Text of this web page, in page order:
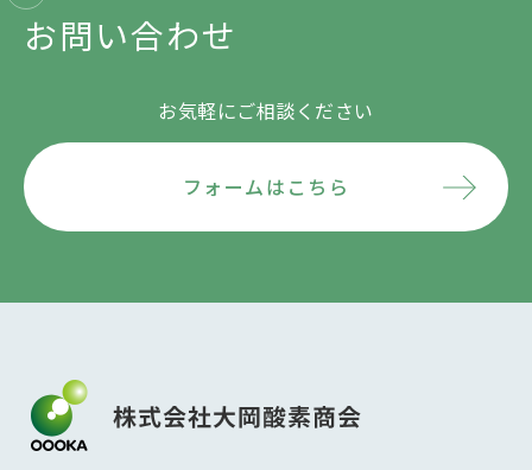
お問い合わせ
お気軽にご相談ください
フォームはこちら